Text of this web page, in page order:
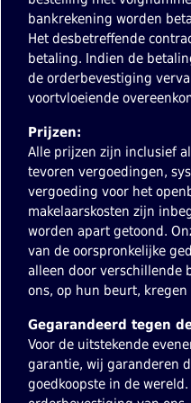
bankrekening worden
Het desbetreffende
betaling. Indien de
de orderbevestiging
voortvloeiende
Prijzen:
Alle prijzen zijn inclusief
tevoren vergoedingen,
vergoeding voor het
makelaarskosten zijn
worden apart getoond.
van de oorspronkelijke
alleen door verschillende
ons, op hun beurt,
Gegarandeerd tegen
Voor de uitstekende
garantie, wij garanderen
goedkoopste in de